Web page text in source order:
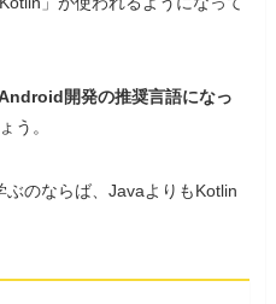
開発の推奨言語になっ
う。
のならば、JavaよりもKotlin